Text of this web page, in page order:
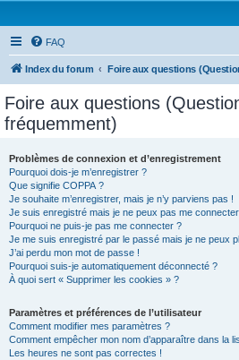
FAQ
Index du forum Foire aux questions
Foire aux questions
fréquemment)
Problèmes de connexion et d’enregistrement
Pourquoi dois-je m’enregistrer ?
Que signifie COPPA ?
Je souhaite m’enregistrer, mais je n’y parviens pas !
Je suis enregistré mais je ne peux pas me
Pourquoi ne puis-je pas me connecter ?
Je me suis enregistré par le passé mais je ne peux
J’ai perdu mon mot de passe !
Pourquoi suis-je automatiquement déconnecté ?
À quoi sert « Supprimer les cookies » ?
Paramètres et préférences de l’utilisateur
Comment modifier mes paramètres ?
Comment empêcher mon nom d’apparaître dans la
Les heures ne sont pas correctes !